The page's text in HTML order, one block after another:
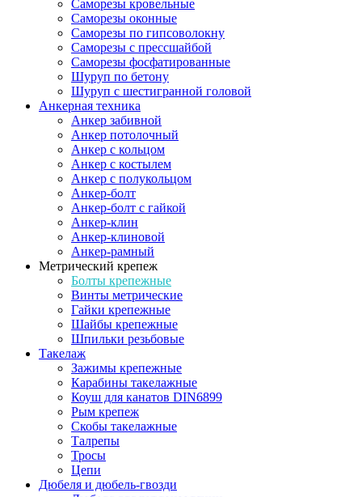
Саморезы кровельные
Саморезы оконные
Саморезы по гипсоволокну
Саморезы с прессшайбой
Саморезы фосфатированные
Шуруп по бетону
Шуруп с шестигранной головой
Анкерная техника
Анкер забивной
Анкер потолочный
Анкер с кольцом
Анкер с костылем
Анкер с полукольцом
Анкер-болт
Анкер-болт с гайкой
Анкер-клин
Анкер-клиновой
Анкер-рамный
Метрический крепеж
Болты крепежные
Винты метрические
Гайки крепежные
Шайбы крепежные
Шпильки резьбовые
Такелаж
Зажимы крепежные
Карабины такелажные
Коуш для канатов DIN6899
Рым крепеж
Скобы такелажные
Талрепы
Тросы
Цепи
Дюбеля и дюбель-гвозди